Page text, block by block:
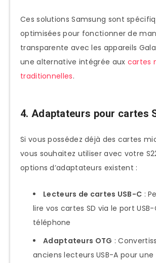
Ces solutions Samsung sont
optimisées pour fonctionner de
transparente avec les appareils
une alternative intégrée aux cartes
traditionnelles.
4. Adaptateurs pour cartes
Si vous possédez déjà des cartes
vous souhaitez utiliser avec votre
options d’adaptateurs existent :
Lecteurs de cartes USB-C :
lire vos cartes SD via le port USB-
téléphone
Adaptateurs OTG :
anciens lecteurs USB-A pour